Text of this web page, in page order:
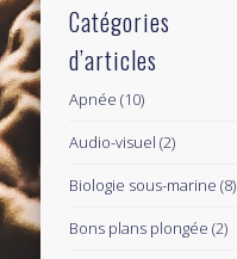
Catégories
d’articles
Apnée (10)
Audio-visuel (2)
Biologie sous-marine (8)
Bons plans plongée (2)